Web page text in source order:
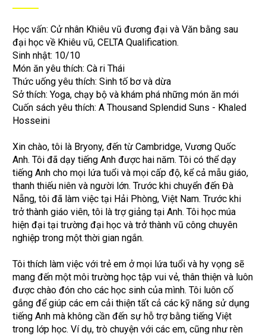
Học vấn: Cử nhân Khiêu vũ đương đại và Văn bằng sau
đại học về Khiêu vũ, CELTA Qualification.
Sinh nhật: 10/10
Món ăn yêu thích: Cà ri Thái
Thức uống yêu thích: Sinh tố bơ và dừa
Sở thích: Yoga, chạy bộ và khám phá những món ăn mới
Cuốn sách yêu thích: A Thousand Splendid Suns - Khaled
Hosseini
Xin chào, tôi là Bryony, đến từ Cambridge, Vương Quốc
Anh. Tôi đã dạy tiếng Anh được hai năm. Tôi có thể dạy
tiếng Anh cho mọi lứa tuổi và mọi cấp độ, kể cả mẫu giáo,
thanh thiếu niên và người lớn. Trước khi chuyển đến Đà
Nẵng, tôi đã làm việc tại Hải Phòng, Việt Nam. Trước khi
trở thành giáo viên, tôi là trợ giảng tại Anh. Tôi học múa
hiện đại tại trường đại học và trở thành vũ công chuyên
nghiệp trong một thời gian ngắn.
Tôi thích làm việc với trẻ em ở mọi lứa tuổi và hy vọng sẽ
mang đến một môi trường học tập vui vẻ, thân thiện và luôn
được chào đón cho các học sinh của mình. Tôi luôn cố
gắng để giúp các em cải thiện tất cả các kỹ năng sử dụng
tiếng Anh mà không cần đến sự hỗ trợ bằng tiếng Việt
trong lớp học. Ví dụ, trò chuyện với các em, cũng như rèn